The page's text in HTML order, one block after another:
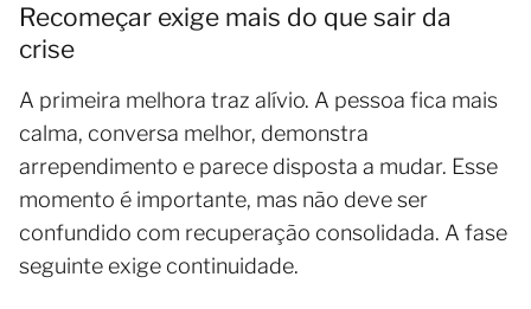
Recomeçar exige mais do que sair da
crise
A primeira melhora traz alívio. A pessoa fica mais
calma, conversa melhor, demonstra
arrependimento e parece disposta a mudar. Esse
momento é importante, mas não deve ser
confundido com recuperação consolidada. A fase
seguinte exige continuidade.